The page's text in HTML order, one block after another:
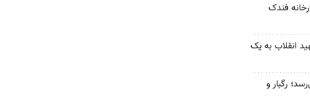
فندک
انقلاب به یک
رگبار و